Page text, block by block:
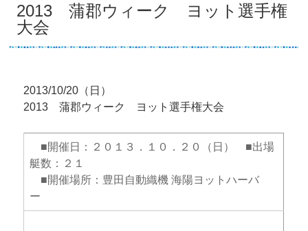
2013 蒲郡ウィーク ヨット選手権
大会
2013/10/20（日）
2013 蒲郡ウィーク ヨット選手権大会
■開催日：２０１３．１０．２０（日） ■出場
艇数：２１
■開催場所：豊田自動織機 海陽ヨットハーバ
ー